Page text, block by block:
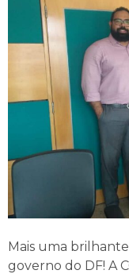
Mais uma
governo do DF! A